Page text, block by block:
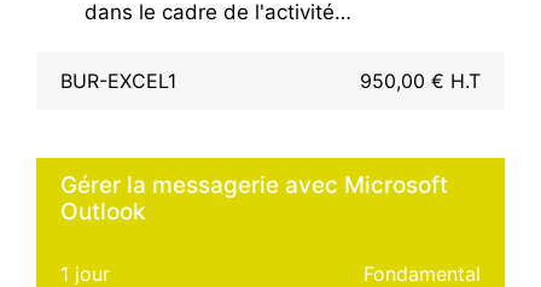
dans le cadre de l'activité
dernière version de la suite bureautique
BUR-EXCEL1 950,00 € H.T
Gérer la messagerie avec Microsoft
Outlook
1 jour Fondamental